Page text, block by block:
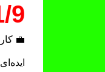
9
💼